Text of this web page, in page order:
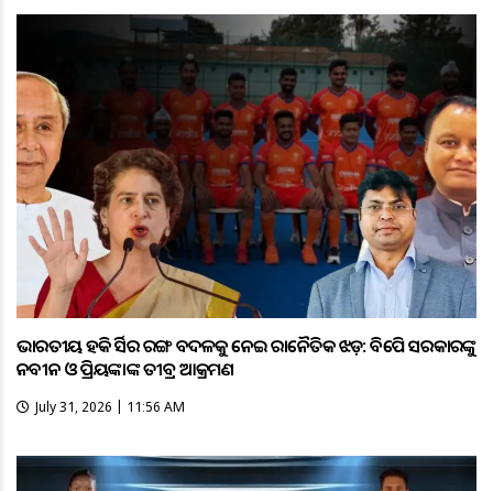
ଭାରତୀୟ ହକି ଜର୍ସିର ରଙ୍ଗ ବଦଳକୁ ନେଇ ରାଜନୈତିକ ଝଡ଼: ବିଜେପି ସରକାରଙ୍କୁ
ନବୀନ ଓ ପ୍ରିୟଙ୍କାଙ୍କ ତୀବ୍ର ଆକ୍ରମଣ
July 31, 2026 | 11:56 AM